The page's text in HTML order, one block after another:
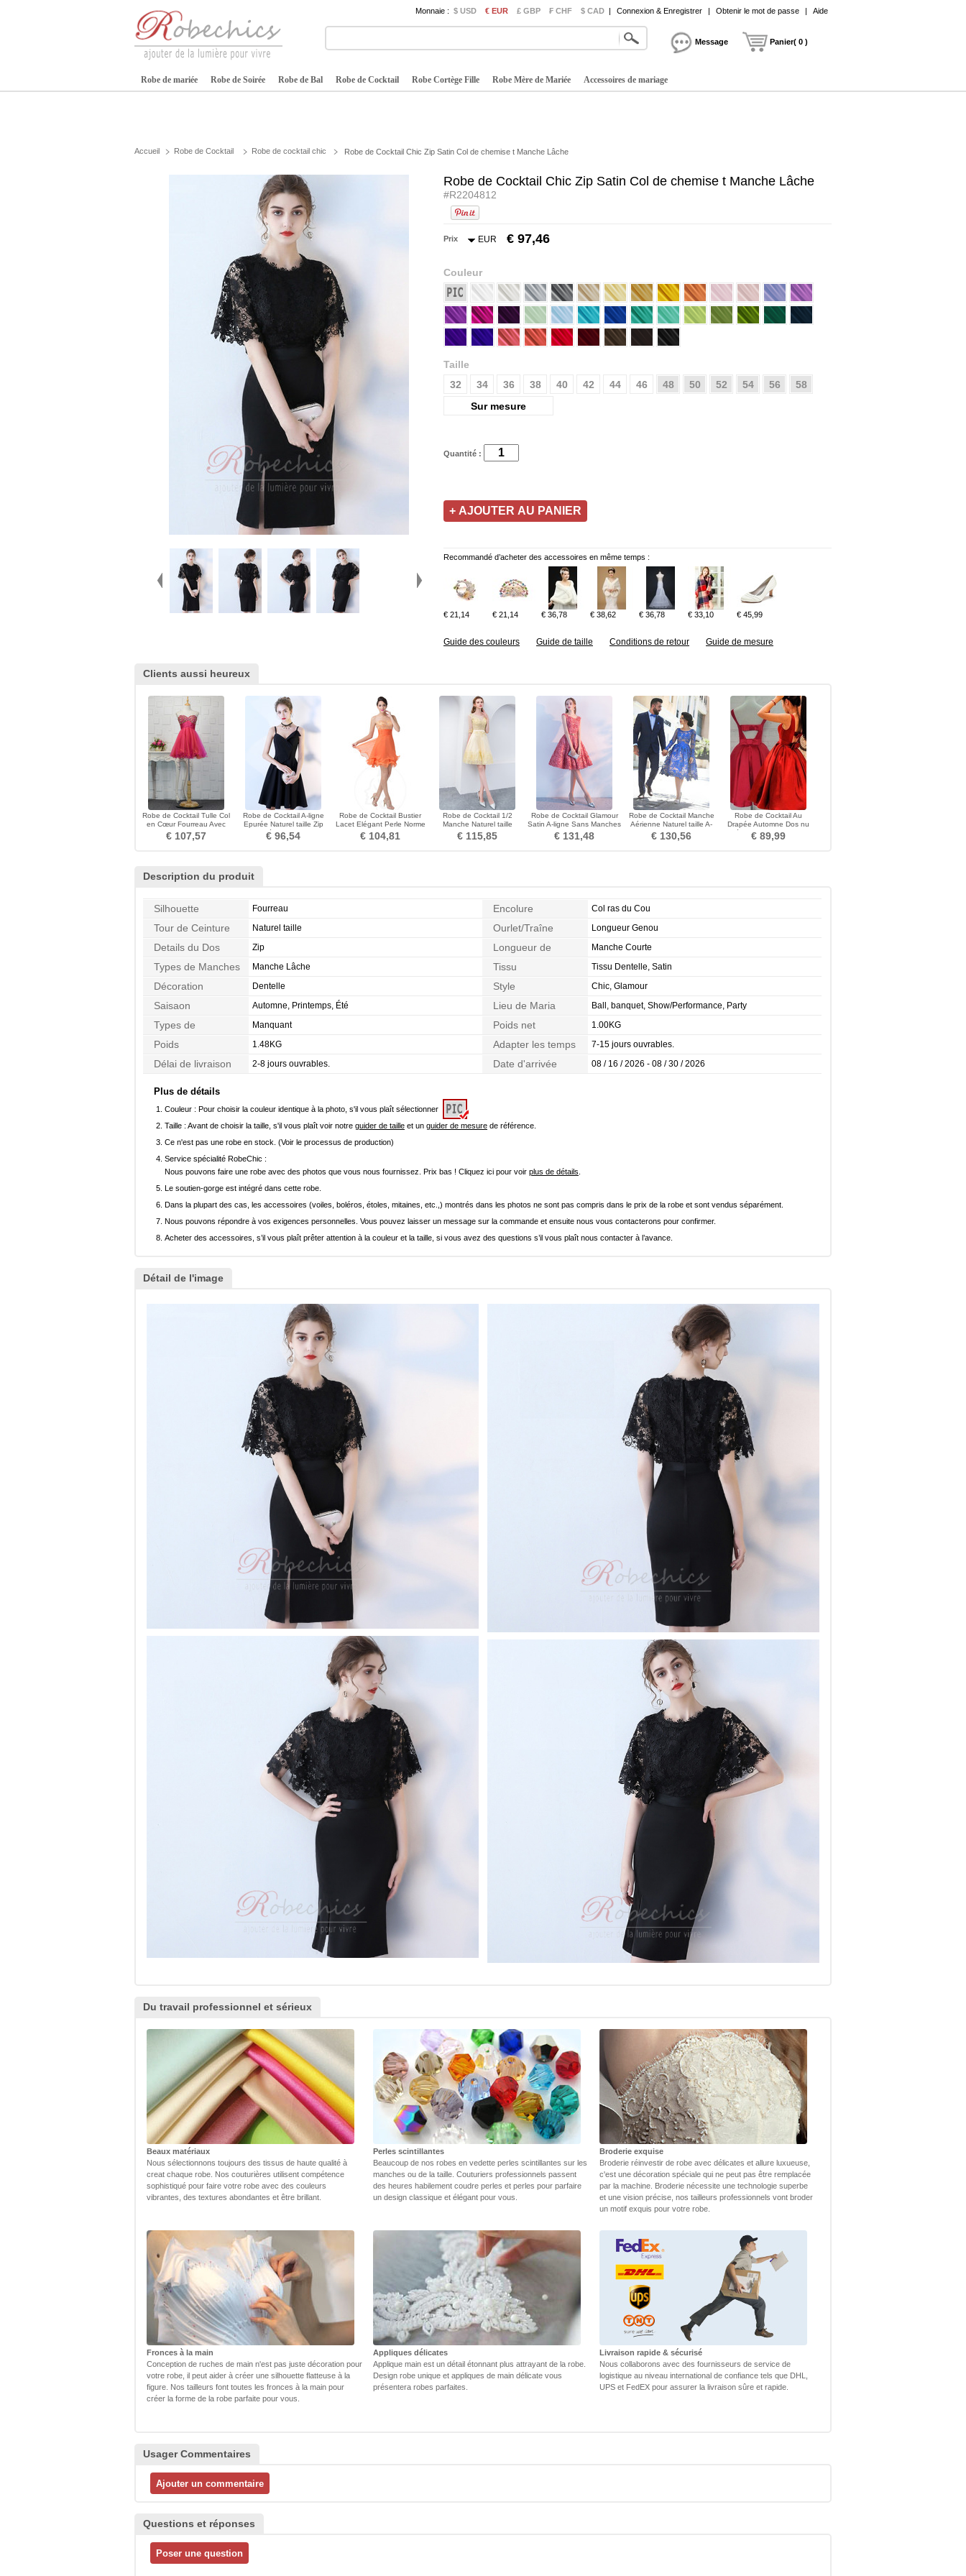
Monnaie : $ USD € EUR £ GBP ₣ CHF $ CAD | Connexion & Enregistrer | Obtenir le mot de passe | Aide
Message Panier( 0 )
Robe de mariée Robe de Soirée Robe de Bal Robe de Cocktail Robe Cortège Fille Robe Mère de Mariée Accessoires de mariage
Accueil Robe de Cocktail Robe de cocktail chic Robe de Cocktail Chic Zip Satin Col de chemise t Manche Lâche
Robe de Cocktail Chic Zip Satin Col de chemise t Manche Lâche
#R2204812
Prix EUR € 97,46
Couleur
Taille
32
34 36 38 40 42 44 46 48 50 52 54 56
58
Sur mesure
Quantité :
Recommandé d’acheter des accessoires en même temps :
€ 21,14 € 21,14 € 36,78 € 38,62 € 36,78 € 33,10 € 45,99
Guide des couleurs Guide de taille Conditions de retour Guide de mesure
Clients aussi heureux
Robe de Cocktail Tulle Col
en Cœur Fourreau Avec
Bijoux A-ligne
€ 107,57
Robe de Cocktail A-ligne
Epurée Naturel taille Zip
Ruchés Plongeants
€ 96,54
Robe de Cocktail Bustier
Lacet Elégant Perle Norme
A-ligne
€ 104,81
Robe de Cocktail 1/2
Manche Naturel taille
Longueur Genou Zip
€ 115,85
Robe de Cocktail Glamour
Satin A-ligne Sans Manches
Appliques
€ 131,48
Robe de Cocktail Manche
Aérienne Naturel taille A-
ligne Longueur Genou
€ 130,56
Robe de Cocktail Au
Drapée Automne Dos nu
Médium Sans Manches
€ 89,99
Description du produit
Silhouette Fourreau Encolure Col ras du Cou
Tour de Ceinture Naturel taille Ourlet/Traîne Longueur Genou
Details du Dos Zip
Longueur de
Manches
Manche Courte
Types de Manches Manche Lâche Tissu Tissu Dentelle, Satin
Décoration Dentelle Style Chic, Glamour
Saisaon Automne, Printemps, Été Lieu de Maria Ball, banquet, Show/Performance, Party
Types de
Morphologie
Manquant Poids net 1.00KG
Poids 1.48KG Adapter les temps 7-15 jours ouvrables.
Délai de livraison 2-8 jours ouvrables. Date d'arrivée 08 / 16 / 2026 - 08 / 30 / 2026
Plus de détails
Couleur : Pour choisir la couleur identique à la photo, s'il vous plaît sélectionner
Taille : Avant de choisir la taille, s'il vous plaît voir notre guider de taille et un guider de mesure de référence.
Ce n'est pas une robe en stock. (Voir le processus de production)
Service spécialité RobeChic :
Nous pouvons faire une robe avec des photos que vous nous fournissez. Prix bas ! Cliquez ici pour voir plus de détails
Le soutien-gorge est intégré dans cette robe.
Dans la plupart des cas, les accessoires (voiles, boléros, étoles, mitaines, etc.,) montrés dans les photos ne sont pas compris dans le prix de la robe et sont vendus séparément.
Nous pouvons répondre à vos exigences personnelles. Vous pouvez laisser un message sur la commande et ensuite nous vous contacterons pour confirmer.
Acheter des accessoires, s’il vous plaît prêter attention à la couleur et la taille, si vous avez des questions s’il vous plaît nous contacter à l’avance.
Détail de l'image
Du travail professionnel et sérieux
Beaux matériaux
Nous sélectionnons toujours des tissus de haute qualité à
creat chaque robe. Nos couturières utilisent compétence
sophistiqué pour faire votre robe avec des couleurs
vibrantes, des textures abondantes et être brillant.
Perles scintillantes
Beaucoup de nos robes en vedette perles scintillantes sur les
manches ou de la taille. Couturiers professionnels passent
des heures habilement coudre perles et perles pour parfaire
un design classique et élégant pour vous.
Broderie exquise
Broderie réinvestir de robe avec délicates et allure luxueuse,
c'est une décoration spéciale qui ne peut pas être remplacée
par la machine. Broderie nécessite une technologie superbe
et une vision précise, nos tailleurs professionnels vont broder
un motif exquis pour votre robe.
Fronces à la main
Conception de ruches de main n'est pas juste décoration pour
votre robe, il peut aider à créer une silhouette flatteuse à la
figure. Nos tailleurs font toutes les fronces à la main pour
créer la forme de la robe parfaite pour vous.
Appliques délicates
Applique main est un détail étonnant plus attrayant de la robe.
Design robe unique et appliques de main délicate vous
présentera robes parfaites.
Livraison rapide & sécurisé
Nous collaborons avec des fournisseurs de service de
logistique au niveau international de confiance tels que DHL,
UPS et FedEX pour assurer la livraison sûre et rapide.
Usager Commentaires
Questions et réponses